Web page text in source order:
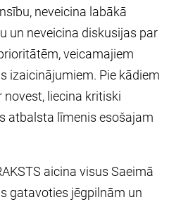
neveicina labākā
un neveicina diskusijas par
veicamajiem
izaicinājumiem. Pie kādiem
liecina kritiski
atbalsta līmenis esošajam
aicina visus Saeimā
gatavoties jēgpilnām un